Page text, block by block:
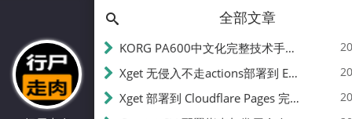
全部文章
KORG PA600中文化完整技术手册 - 从逆向到实现的全流程指南
Xget 无侵入不走actions部署到 EdgeOne Pages 指南
Xget 部署到 Cloudflare Pages 完整指南 - 无需修改源码的构建配置